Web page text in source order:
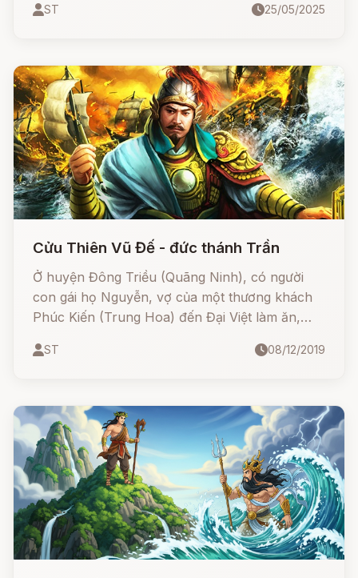
tặng sách ước gì được nấy. Từ một tiều phu
hùng vĩ, cứu dân giúp đời. Đây cũng là tiền đề
cho truyền thuyết nổi tiếng Sơn Tinh - Thủy
Tinh sau này.
ST 25/05/2025
Cửu Thiên Vũ Đế - đức thánh Trần
Ở huyện Đông Triều (Quãng Ninh), có người
con gái họ Nguyễn, vợ của một thương khách
Phúc Kiến (Trung Hoa) đến Đại Việt làm ăn,
long, đẻ ra một đứa con.
ST 08/12/2019